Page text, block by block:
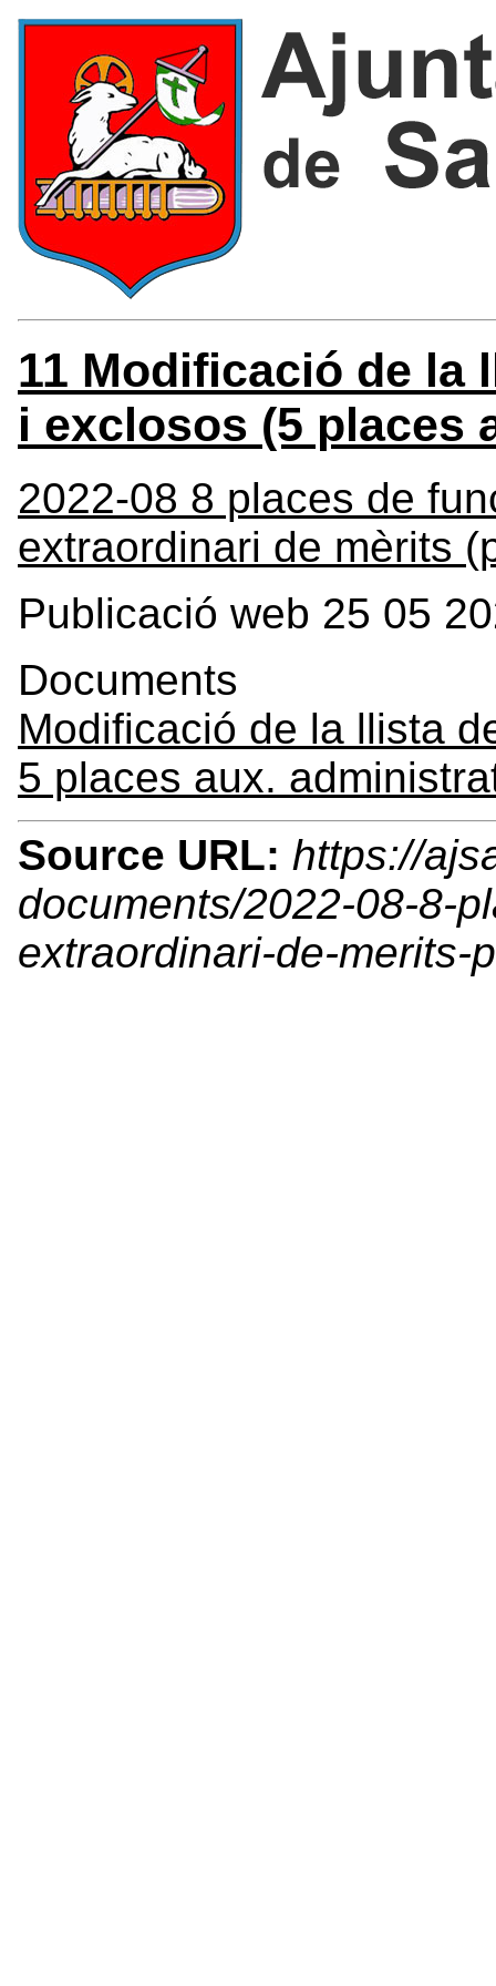
11 Modificació de la
i exclosos (5 places
2022-08 8 places de
extraordinari de mèrits
Publicació web 25 05
Documents
Modificació de la llista
5 places aux.
Source URL: https://
documents/2022-08-8-
extraordinari-de-merits-